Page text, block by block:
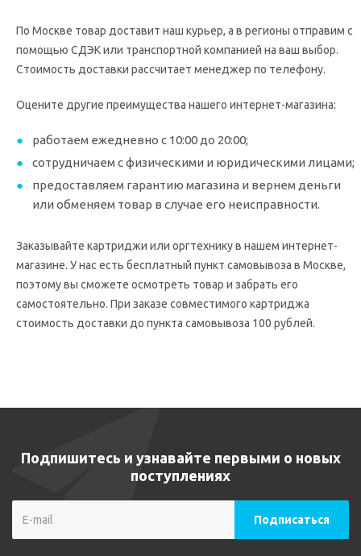
По Москве товар доставит наш курьер, а в регионы отправим с
помощью СДЭК или транспортной компанией на ваш выбор.
Стоимость доставки рассчитает менеджер по телефону.
Оцените другие преимущества нашего интернет-магазина:
работаем ежедневно с 10:00 до 20:00;
сотрудничаем с физическими и юридическими лицами;
предоставляем гарантию магазина и вернем деньги
или обменяем товар в случае его неисправности.
Заказывайте картриджи или оргтехнику в нашем интернет-
магазине. У нас есть бесплатный пункт самовывоза в Москве,
поэтому вы сможете осмотреть товар и забрать его
самостоятельно. При заказе совместимого картриджа
стоимость доставки до пункта самовывоза 100 рублей.
Подпишитесь и узнавайте первыми о новых
поступлениях